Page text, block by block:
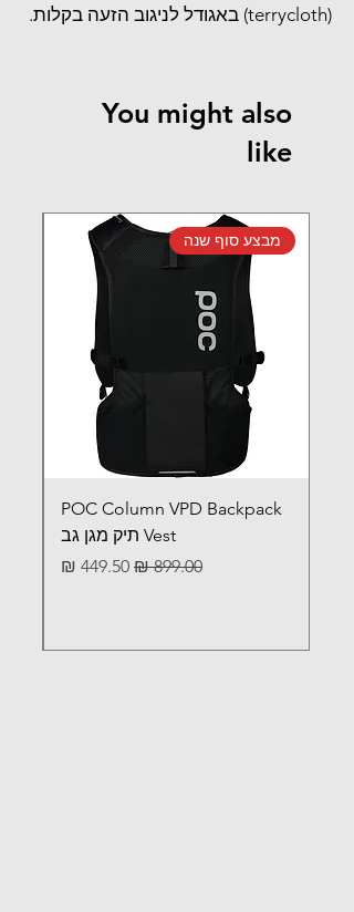
(terrycloth) באגודל לניגוב הזעה בקלות.
You might also
like
מבצע סוף שנה
POC Column VPD Backpack
Vest תיק מגן גב
מחיר רגיל מחיר מבצע